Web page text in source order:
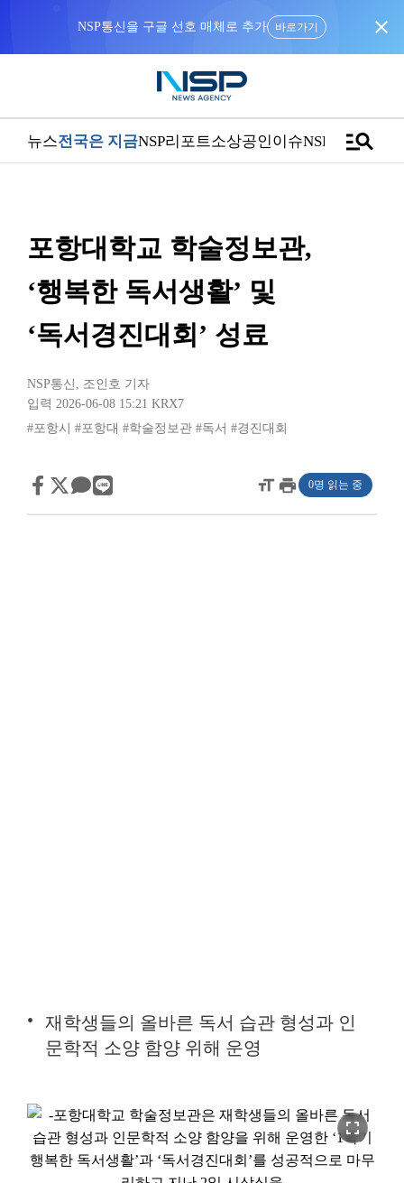
NSP통신을 구글 선호 매체로 추가 바로가기 close
뉴스전국은 지금NSP리포트소상공인이슈NSPTVmanage_search
포항대학교 학술정보관,
‘행복한 독서생활’ 및
‘독서경진대회’ 성료
NSP통신 , 조인호 기자
입력 2026-06-08 15:21 KRX7
#포항시
#포항대 #학술정보관 #독서 #경진대회
format_sizeprint 0명 읽는 중
재학생들의 올바른 독서 습관 형성과 인
문학적 소양 함양 위해 운영
fullscreen